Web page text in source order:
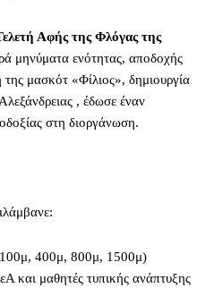
Αφής της Φλόγας της
μηνύματα ενότητας, αποδοχής
μασκότ «Φίλιος», δημιουργία
, έδωσε έναν
στη διοργάνωση.
400μ, 800μ, 1500μ)
και μαθητές τυπικής ανάπτυξης